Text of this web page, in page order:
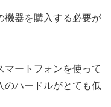
機器を購入する必要が
マートフォンを使って
のハードルがとても低